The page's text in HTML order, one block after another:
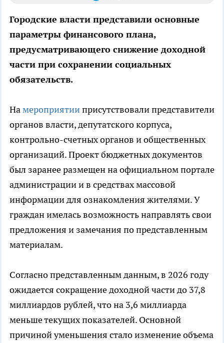
Городские власти представили основные
параметры финансового плана,
предусматривающего снижение доходной
части при сохранении социальных
обязательств.
Намероприятииприсутствовали представители
органов власти, депутатского корпуса,
контрольно-счетных органов и общественных
организаций. Проект бюджетных документов
был заранее размещен на официальном портале
администрации и в средствах массовой
информации для ознакомления жителями. У
граждан имелась возможность направлять свои
предложения и замечания по представленным
материалам.
Согласно представленным данным, в 2026 году
ожидается сокращение доходной части до 37,8
миллиардов рублей, что на 3,6 миллиарда
меньше текущих показателей. Основной
причиной уменьшения стало изменение объема